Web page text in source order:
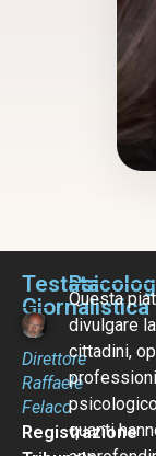
Testata
Giornalistica
Direttore
Raffaele
Felaco
Registrazione
Questa
divulgare
cittadini,
professioni
quanti